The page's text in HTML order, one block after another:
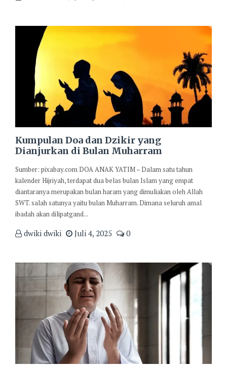
Kumpulan Doa dan Dzikir yang
Dianjurkan di Bulan Muharram
Sumber: pixabay.com DOA ANAK YATIM – Dalam satu tahun
kalender Hijriyah, terdapat dua belas bulan Islam yang empat
diantaranya merupakan bulan haram yang dimuliakan oleh Allah
SWT. salah satunya yaitu bulan Muharram. Dimana seluruh amal
ibadah akan dilipatgand...
dwiki dwiki Juli 4, 2025 0